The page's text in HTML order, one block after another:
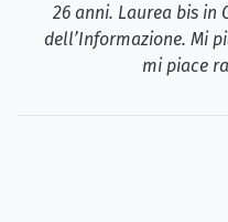
26 anni. Laurea bis in
dell’Informazione. Mi
mi piace